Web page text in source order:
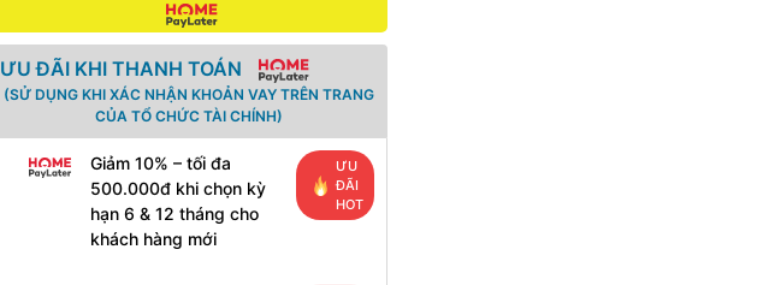
ƯU ĐÃI KHI THANH TOÁN
(SỬ DỤNG KHI XÁC NHẬN KHOẢN VAY TRÊN TRANG
CỦA TỔ CHỨC TÀI CHÍNH)
Giảm 10% – tối đa
500.000đ khi chọn kỳ
hạn 6 & 12 tháng cho
khách hàng mới
ƯU
ĐÃI
HOT